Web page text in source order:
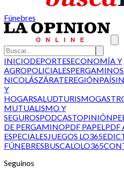
Fúnebres
INICIODEPORTESECONOMÍA Y
AGROPOLICIALESPERGAMINO
NICOLÁSZÁRATEREGIÓNPAÍS
Y
HOGARSALUDTURISMO
MUTUALISMO Y
SEGUROSPODCASTOPINIÓN
DE PERGAMINOPDF PAPELPDF
ESPECIALESJUEGOS LO365
FÚNEBRESBUSCALOLO365
Seguinos